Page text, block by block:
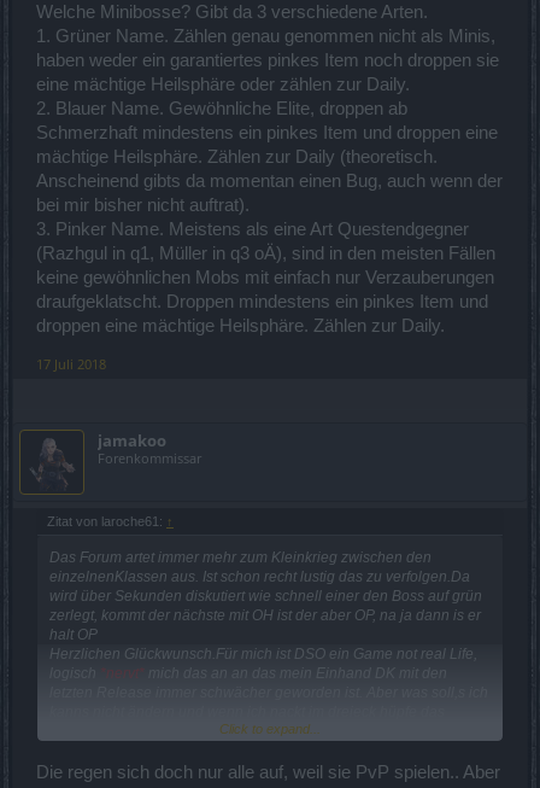
dann wenn der Gefährte den ich heilen will, nur noch 10% HP oder
so hat.
Welche Minibosse? Gibt da 3 verschiedene Arten.
1. Grüner Name. Zählen genau genommen nicht als Minis,
haben weder ein garantiertes pinkes Item noch droppen sie
eine mächtige Heilsphäre oder zählen zur Daily.
2. Blauer Name. Gewöhnliche Elite, droppen ab
Schmerzhaft mindestens ein pinkes Item und droppen eine
mächtige Heilsphäre. Zählen zur Daily (theoretisch.
Anscheinend gibts da momentan einen Bug, auch wenn der
bei mir bisher nicht auftrat).
3. Pinker Name. Meistens als eine Art Questendgegner
(Razhgul in q1, Müller in q3 oÄ), sind in den meisten Fällen
keine gewöhnlichen Mobs mit einfach nur Verzauberungen
draufgeklatscht. Droppen mindestens ein pinkes Item und
droppen eine mächtige Heilsphäre. Zählen zur Daily.
17 Juli 2018
jamakoo
Forenkommissar
Zitat von laroche61: ↑
Das Forum artet immer mehr zum Kleinkrieg zwischen den
einzelnenKlassen aus. Ist schon recht lustig das zu verfolgen.Da
wird über Sekunden diskutiert wie schnell einer den Boss auf grün
zerlegt, kommt der nächste mit OH ist der aber OP, na ja dann is er
halt OP
Herzlichen Glückwunsch.Für mich ist DSO ein Game not real Life,
logisch
*nervt*
mich das an an das mein Einhand DK mit den
intressiert den Spielebetreiber null komma null. Aber bevor ich
runterfahren etwas anderes unternehmen Geldzufluss auf null
Click to expand...
Die regen sich doch nur alle auf, weil sie PvP spielen.. Aber